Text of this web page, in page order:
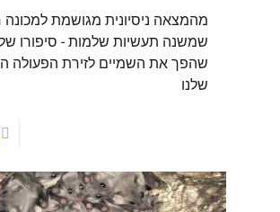
מהמצאה ניסיונית מגושמת
שמשנה תעשיות שלמות - סיפורו
שהפך את השמיים לזירת הפעולה
שלנו